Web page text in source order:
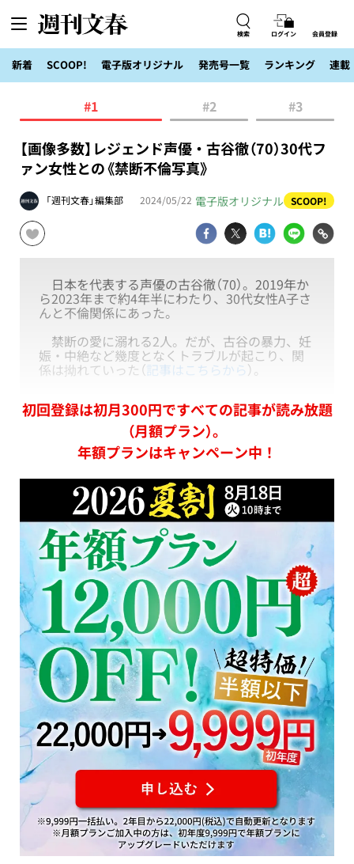
検索 ログイン 会員登録
新着 SCOOP! 電子版オリジナル 発売号一覧 ランキング 連載
#1 #2 #3
【画像多数】レジェンド声優・古谷徹（70）30代フ
ァン女性との《禁断不倫写真》
「週刊文春」編集部 2024/05/22 電子版オリジナル SCOOP!
日本を代表する声優の古谷徹（70）。2019年か
ら2023年まで約4年半にわたり、30代女性A子さ
んと不倫関係にあった。
禁断の愛に溺れる2人。だが、古谷の暴力、妊
娠・中絶など幾度となくトラブルが起こり、関
係は拗れていった（記事はこちらから）。
初回登録は初月300円ですべての記事が読み放題
（月額プラン）。
年額プランはキャンペーン中！